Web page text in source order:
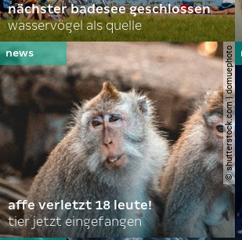
nächster badesee geschlossen
wasservögel als quelle
© shutterstock.com | domuephoto
affe verletzt 18 leute!
tier jetzt eingefangen